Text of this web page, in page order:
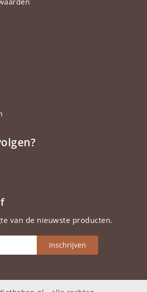
van de nieuwste producten.
Inschrijven